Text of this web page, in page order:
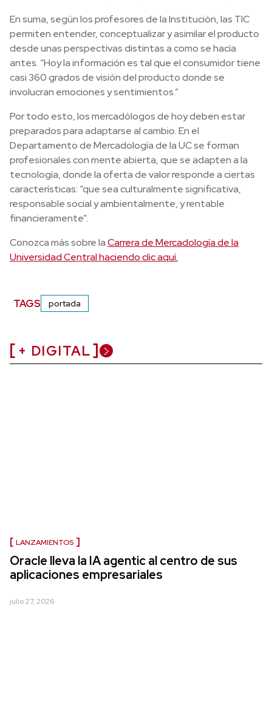
En suma, según los profesores de la Institución, las TIC
permiten entender, conceptualizar y asimilar el producto
desde unas perspectivas distintas a como se hacía
antes. “Hoy la información es tal que el consumidor tiene
casi 360 grados de visión del producto donde se
involucran emociones y sentimientos.”
Por todo esto, los mercadólogos de hoy deben estar
preparados para adaptarse al cambio. En el
Departamento de Mercadología de la UC se forman
profesionales con mente abierta, que se adapten a la
tecnología, donde la oferta de valor responde a ciertas
características: “que sea culturalmente significativa,
responsable social y ambientalmente, y rentable
financieramente”.
Conozca más sobre laCarrera de Mercadología de la
Universidad Central haciendo clic aquí.
TAGS portada
+ DIGITAL
LANZAMIENTOS
Oracle lleva la IA agentic al centro de sus
aplicaciones empresariales
julio 27, 2026